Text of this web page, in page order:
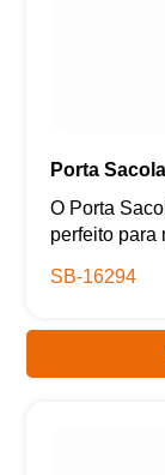
Porta
O Porta
perfeito para
SB-16294